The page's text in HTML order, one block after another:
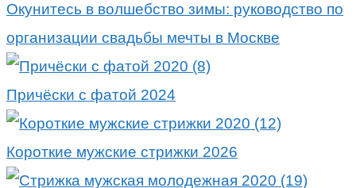
Окунитесь в волшебство зимы: руководство по
организации свадьбы мечты в Москве
Причёски с фатой 2024
Короткие мужские стрижки 2026